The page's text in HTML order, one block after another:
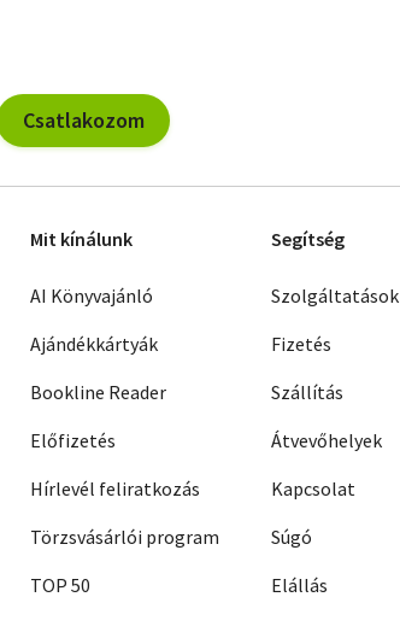
Csatlakozom
Mit kínálunk
AI Könyvajánló
Ajándékkártyák
Bookline Reader
Előfizetés
Hírlevél feliratkozás
Törzsvásárlói program
TOP 50
Segítség
Szolgáltatások
Fizetés
Szállítás
Átvevőhelyek
Kapcsolat
Súgó
Elállás